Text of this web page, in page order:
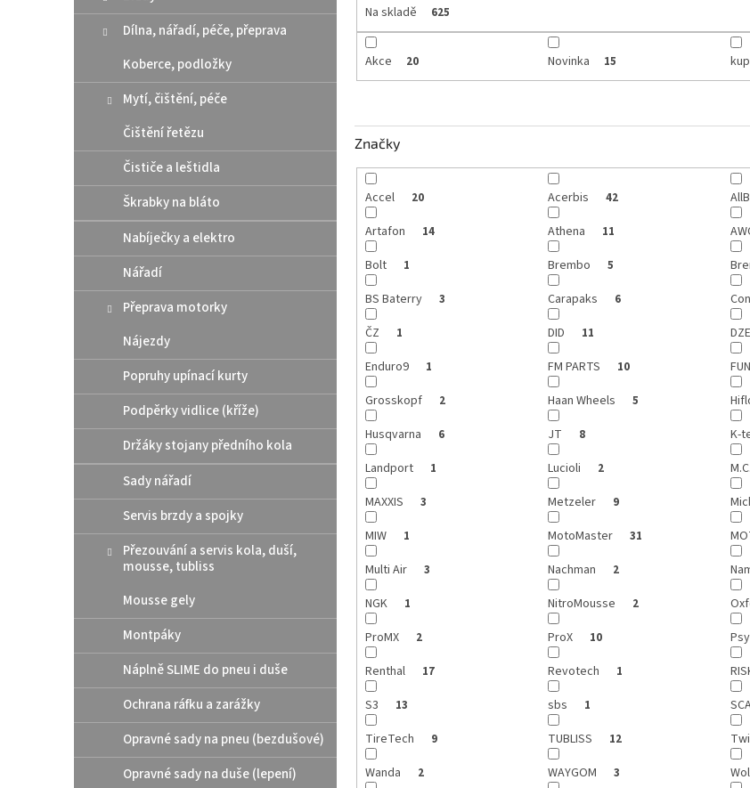
Dílna, nářadí, péče, přeprava
Koberce, podložky
Mytí, čištění, péče
Čištění řetězu
Čističe a leštidla
Škrabky na bláto
Nabíječky a elektro
Nářadí
Přeprava motorky
Nájezdy
Popruhy upínací kurty
Podpěrky vidlice (kříže)
Držáky stojany předního kola
Sady nářadí
Servis brzdy a spojky
Přezouvání a servis kola, duší,
mousse, tubliss
Mousse gely
Montpáky
Náplně SLIME do pneu i duše
Ochrana ráfku a zarážky
Opravné sady na pneu (bezdušové)
Opravné sady na duše (lepení)
Na skladě 625
Akce 20 Novinka 15
Značky
Accel 20 Acerbis 42
Artafon 14 Athena 11
Bolt 1 Brembo 5
BS Baterry 3 Carapaks 6
ČZ 1 DID 11 DZE
Enduro9 1 FM PARTS 10
Grosskopf 2 Haan Wheels 5
Husqvarna 6 JT 8 K-
Landport 1 Lucioli 2 M.C.
MAXXIS 3 Metzeler 9
MIW 1 MotoMaster 31
Multi Air 3 Nachman 2
NGK 1 NitroMousse 2
ProMX 2 ProX 10
Renthal 17 Revotech 1
S3 13 sbs 1
TireTech 9 TUBLISS 12
Wanda 2 WAYGOM 3